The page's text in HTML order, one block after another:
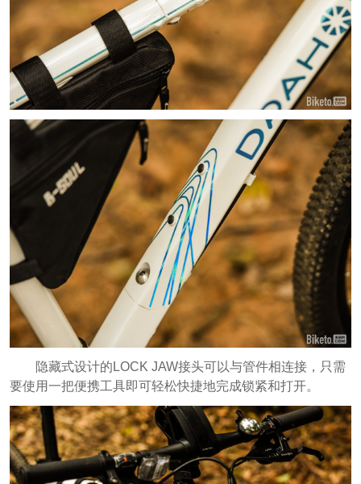
隐藏式设计的LOCK JAW接头可以与管件相连接，只需
要使用一把便携工具即可轻松快捷地完成锁紧和打开。